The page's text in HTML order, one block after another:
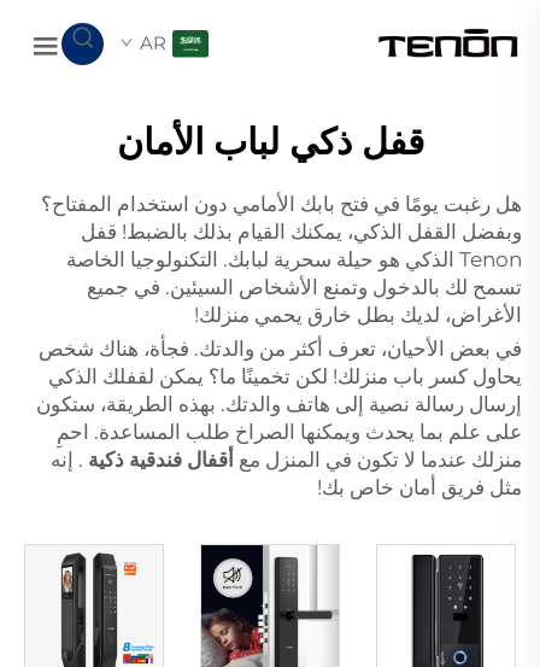
AR
قفل ذكي لباب الأمان
هل رغبت يومًا في فتح بابك الأمامي دون استخدام المفتاح؟
وبفضل القفل الذكي، يمكنك القيام بذلك بالضبط! قفل
Tenon الذكي هو حيلة سحرية لبابك. التكنولوجيا الخاصة
تسمح لك بالدخول وتمنع الأشخاص السيئين. في جميع
الأغراض، لديك بطل خارق يحمي منزلك!
في بعض الأحيان، تعرف أكثر من والدتك. فجأة، هناك شخص
يحاول كسر باب منزلك! لكن تخمينًا ما؟ يمكن لقفلك الذكي
إرسال رسالة نصية إلى هاتف والدتك. بهذه الطريقة، ستكون
على علم بما يحدث ويمكنها الصراخ طلب المساعدة. احمِ
منزلك عندما لا تكون في المنزل مع أقفال فندقية ذكية . إنه
مثل فريق أمان خاص بك!